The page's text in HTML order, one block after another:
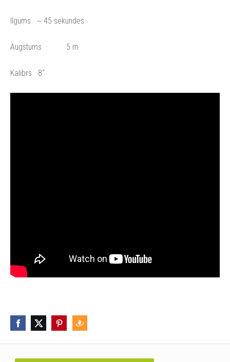
Ilgums ~ 45 sekundes
Augstums 5 m
Kalibrs 8"